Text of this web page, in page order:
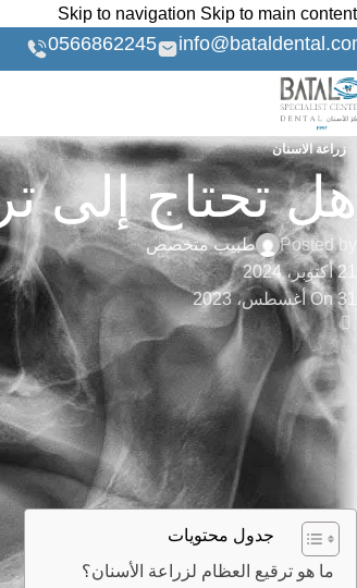
Skip to navigation Skip to main content
0566862245
زراعة الاسنان
هل تحتاج إلى
Posted by
طبيب متخصص
21 أكتوبر، 2024
On 31 أغسطس، 2023
لم يسمع الكثير من الناس عن ترقيع العظام
فريق مركز بطل للأسنان مستعد للمساعدة في
كما هو الحال مع أي إجراء خاص بالأسنان ينصح
كم من الوقت يستغرق إنفزلاين لتقويم
جدول محتويات
ما هو ترقيع العظام لزراعة الأسنان؟